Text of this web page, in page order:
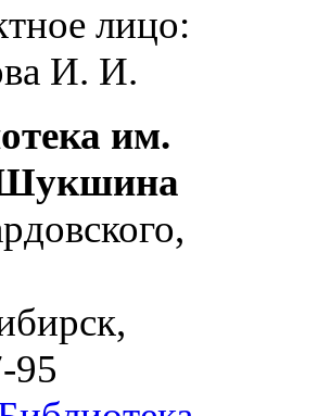
лицо:
И. И.
им.
,
95